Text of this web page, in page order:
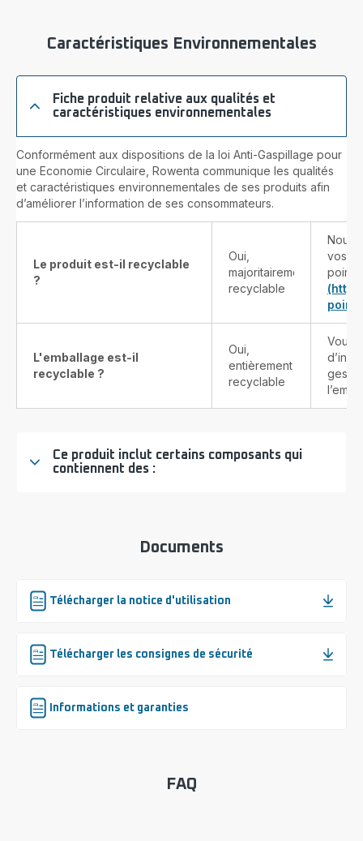
Caractéristiques Environnementales
Fiche produit relative aux qualités et
caractéristiques environnementales
Conformément aux dispositions de la loi Anti-Gaspillage pour
une Economie Circulaire, Rowenta communique les qualités
et caractéristiques environnementales de ses produits afin
d’améliorer l’information de ses consommateurs.
Le produit est-il recyclable
?
Oui,
majoritairement
recyclable
Nous
vos
L'emballage est-il
recyclable ?
Oui,
entièrement
recyclable
Vous
Ce produit inclut certains composants qui
contiennent des :
Documents
Télécharger la notice d'utilisation
Télécharger les consignes de sécurité
Informations et garanties
FAQ